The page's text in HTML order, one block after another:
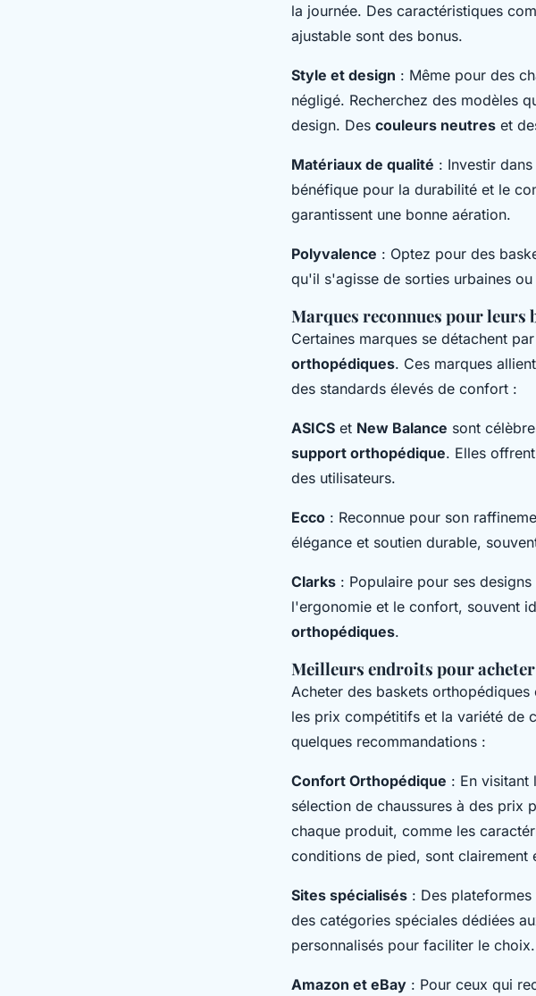
la journée. Des caractéristiques
ajustable sont des bonus.
Style et design : Même pour des
négligé. Recherchez des modèles
design. Des couleurs neutres et
Matériaux de qualité : Investir
bénéfique pour la durabilité et le
garantissent une bonne aération.
Polyvalence : Optez pour des
qu'il s'agisse de sorties urbaines
Marques reconnues pour leurs
Certaines marques se détachent
orthopédiques. Ces marques
des standards élevés de confort :
ASICS et New Balance sont
support orthopédique. Elles
des utilisateurs.
Ecco : Reconnue pour son
élégance et soutien durable,
Clarks : Populaire pour ses
l'ergonomie et le confort, souvent
orthopédiques.
Meilleurs endroits pour
Acheter des baskets
les prix compétitifs et la variété de
quelques recommandations :
Confort Orthopédique : En visitant
sélection de chaussures à des prix
chaque produit, comme les
conditions de pied, sont clairement
Sites spécialisés : Des
des catégories spéciales dédiées
personnalisés pour faciliter le choix.
Amazon et eBay : Pour ceux qui